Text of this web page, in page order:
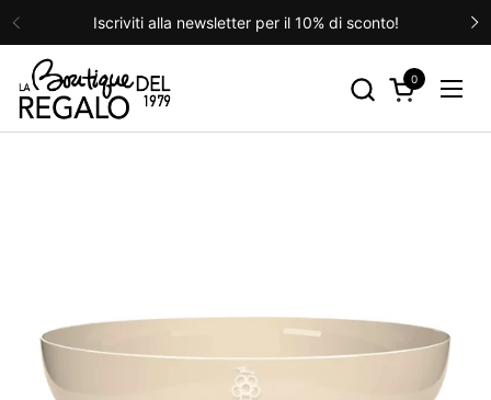
Passa ai contenuti
Precedente
Iscriviti alla newsletter per il 10% di sconto!
Apri carrello
0
Apri